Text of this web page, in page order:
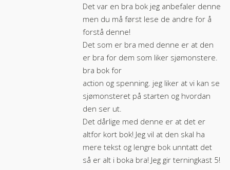
Det var en bra bok jeg anbefaler denne
men du må først lese de andre for å
forstå denne!
Det som er bra med denne er at den
er bra for dem som liker sjømonstere.
bra bok for
action og spenning. jeg liker at vi kan se
sjømonsteret på starten og hvordan
den ser ut.
Det dårlige med denne er at det er
altfor kort bok! Jeg vil at den skal ha
mere tekst og lengre bok unntatt det
så er alt i boka bra! Jeg gir terningkast 5!